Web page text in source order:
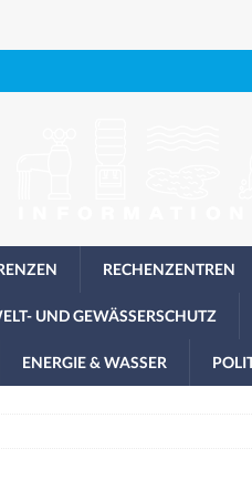
RECHENZENTREN
UND GEWÄSSERSCHUTZ
ENERGIE & WASSER